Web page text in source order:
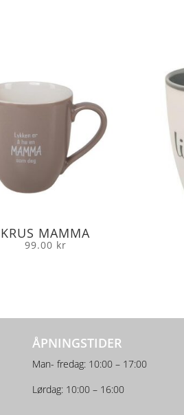
KRUS MAMMA
99.00 kr
ÅPNINGSTIDER
Man- fredag: 10:00 – 17:00
Lørdag: 10:00 – 16:00